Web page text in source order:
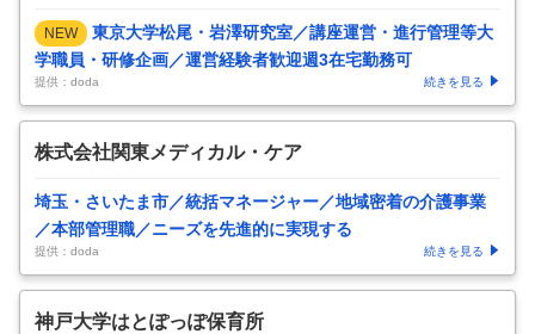
NEW
東京大学松尾・岩澤研究室／講座運営・進行管理等大
学職員・研修企画／運営経験者歓迎週3在宅勤務可
提供：doda 続きを見る
株式会社関東メディカル・ケア
埼玉・さいたま市／統括マネージャー／地域密着の介護事業
／本部管理職／ニーズを先進的に実現する
提供：doda 続きを見る
神戸大学はとぽっぽ保育所